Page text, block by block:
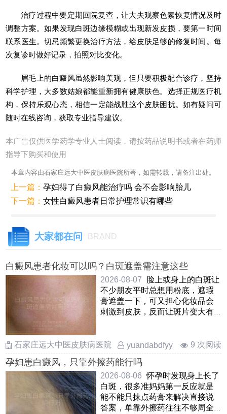
治疗过程中要定期回院复查，让大夫观察色素恢复情况及时
调整方案。如果发现白斑边缘模糊或出现新发皮损，要第一时间
联系医生。切忌频繁更换治疗方法，给皮肤足够的修复时间。每
次复诊时做好记录，拍照对比变化。
眉毛上的白癜风虽然影响美观，但只要积极配合诊疗，坚持
科学护理，大多数姑娘都能重新拥有健康肤色。选择正规医疗机
构，保持乐观心态，相信一定能战胜这个皮肤困扰。如有疑问可
随时在线咨询，获取专业指导建议。
本广告仅供医学药学专业人士阅读，请按药品说明书或者在药师
指导下购买和使用
本章内容由石家庄远大中医皮肤病医院所著，如需转载，请备注出处。
上一篇：孕妇得了白癜风能治疗吗 会不会影响胎儿
下一篇：女性白癜风患者日常护理常识有哪些
大家都在问 BRAND
白癜风患者化妆可以吗？白斑遮盖需注意这些
2026-08-07
脸上或身上的白斑让
不少朋友平时总想用粉底，遮瑕
膏遮盖一下，可又担心化妆品会
刺激到皮肤，反而让斑片变大有
石家庄远大中医皮肤病医院 yuandabdfyy 9 次阅读
孕妇患白癜风，只靠外擦药能行吗
2026-08-06 怀孕时发现身上长了
白斑，很多准妈妈第一反应就是
能不能只抹点药膏来解决直接说
答案，单靠外擦药往往不够周全